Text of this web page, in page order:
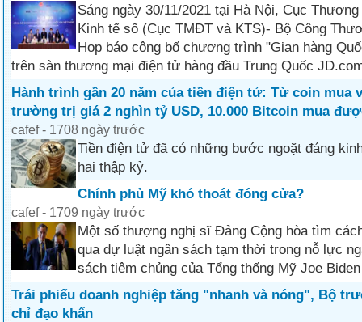
Sáng ngày 30/11/2021 tại Hà Nội, Cục
Kinh tế số (Cục TMĐT và KTS)- Bộ Công
Họp báo công bố chương trình "Gian hàng
trên sàn thương mại điện tử hàng đầu Trung Quốc
Hành trình gần 20 năm của tiền điện tử: Từ coin mua
trường trị giá 2 nghìn tỷ USD, 10.000 Bitcoin mua
cafef - 1708 ngày trước
Tiền điện tử đã có những bước ngoặt đáng
hai thập kỷ.
Chính phủ Mỹ khó thoát đóng cửa?
cafef - 1709 ngày trước
Một số thượng nghị sĩ Đảng Cộng hòa tìm
qua dự luật ngân sách tạm thời trong nỗ lực
sách tiêm chủng của Tổng thống Mỹ Joe Biden
Trái phiếu doanh nghiệp tăng "nhanh và nóng", Bộ
chỉ đạo khẩn